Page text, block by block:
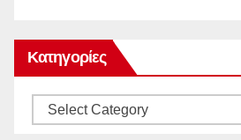
Κατηγορίες
Κατηγορίες